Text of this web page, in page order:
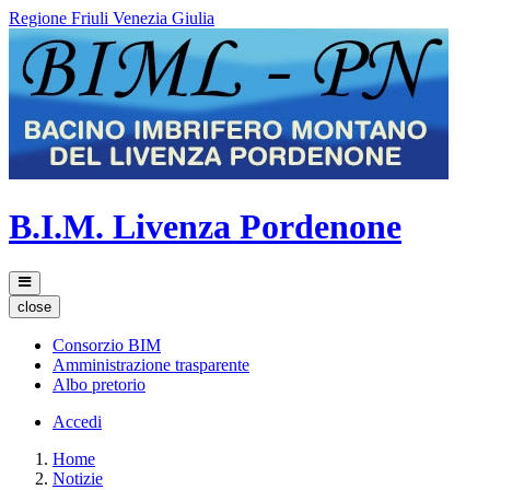
Regione Friuli Venezia Giulia
B.I.M. Livenza Pordenone
close
Consorzio BIM
Amministrazione trasparente
Albo pretorio
Accedi
Home
Notizie